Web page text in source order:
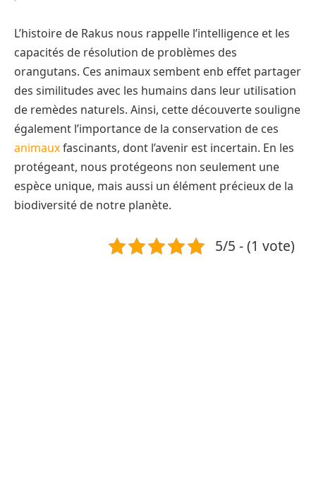
L’histoire de Rakus nous rappelle l’intelligence et les
capacités de résolution de problèmes des
orangutans. Ces animaux sembent enb effet partager
des similitudes avec les humains dans leur utilisation
de remèdes naturels. Ainsi, cette découverte souligne
également l’importance de la conservation de ces
animauxfascinants, dont l’avenir est incertain. En les
protégeant, nous protégeons non seulement une
espèce unique, mais aussi un élément précieux de la
biodiversité de notre planète.
5/5 - (1 vote)